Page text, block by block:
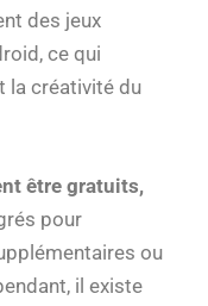
des jeux
ce qui
la créativité du
être gratuits,
pour
ou
il existe